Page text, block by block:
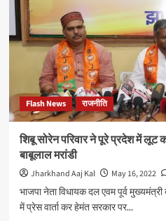
लयबद्ध
साँस
प्रक्रिया
–
सुदर्शन
क्रिया
का
अनुभव
दिल्ली
पब्लिक
स्कूल
के
छात्रों
ने
किया
Flash News राजनीति
शिबू सोरेन परिवार ने पूरे प्रदेश में लूट
बाबूलाल मरांडी
Jharkhand Aaj Kal May 16, 2022
भाजपा नेता विधायक दल एवम पूर्व
में प्रेस वार्ता कर हेमंत सरकार पर...